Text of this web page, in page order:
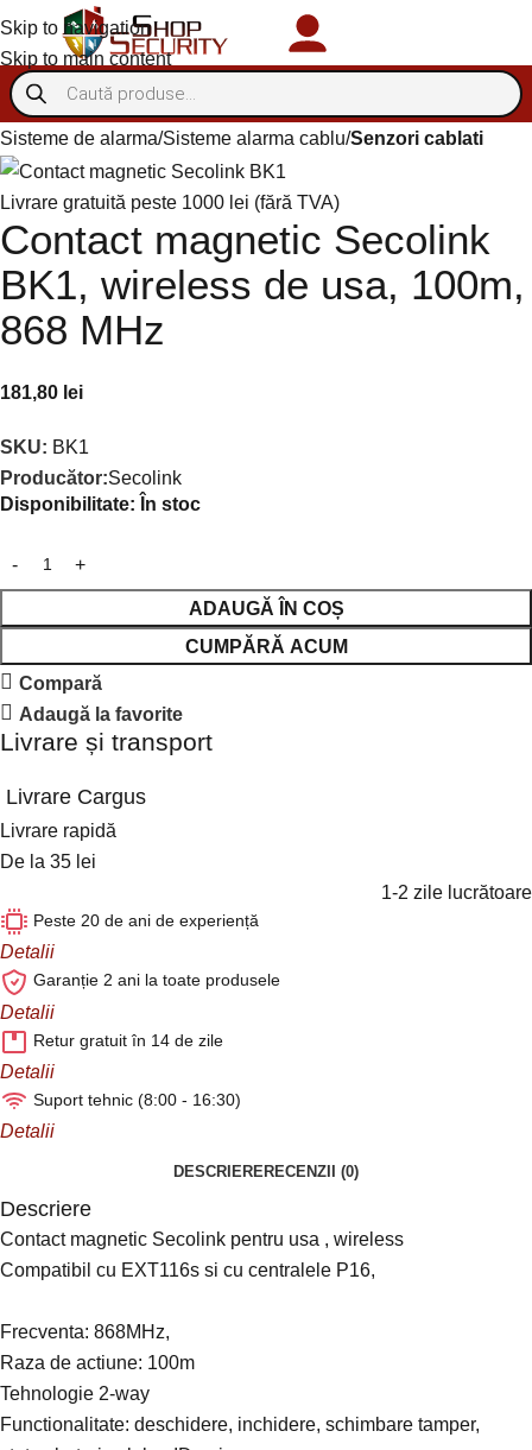
Skip to navigation
Skip to main content
Sisteme de alarma Sisteme alarma cablu Senzori cablati
Livrare gratuită peste 1000 lei (fără TVA)
Contact magnetic Secolink
BK1, wireless de usa, 100m,
868 MHz
181,80 lei
SKU: BK1
Producător:Secolink
Disponibilitate: În stoc
ADAUGĂ ÎN COȘ
CUMPĂRĂ ACUM
Compară
Adaugă la favorite
Livrare și transport
Livrare Cargus
Livrare rapidă
De la 35 lei
1-2 zile lucrătoare
Peste 20 de ani de experiență
Detalii
Garanție 2 ani la toate produsele
Detalii
Retur gratuit în 14 de zile
Detalii
Suport tehnic (8:00 - 16:30)
Detalii
DESCRIERERECENZII (0)
Descriere
Contact magnetic Secolink pentru usa , wireless
Compatibil cu EXT116s si cu centralele P16,
Frecventa: 868MHz,
Raza de actiune: 100m
Tehnologie 2-way
Functionalitate: deschidere, inchidere, schimbare tamper,